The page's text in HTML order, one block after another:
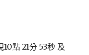
點 21分 53秒 及